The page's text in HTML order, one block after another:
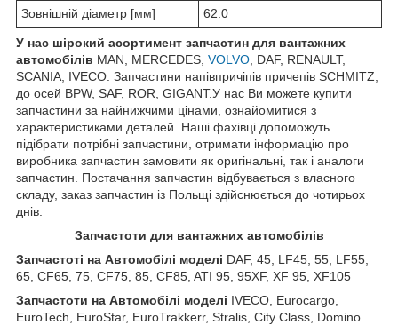
Зовнішній діаметр [мм]
62.0
У нас шірокий асортимент запчастин для вантажних
автомобілів MAN, MERCEDES, VOLVO , DAF, RENAULT,
SCANIA, IVECO. Запчастини напівпричіпів причепів SCHMITZ,
до осей BPW, SAF, ROR, GIGANT.У нас Ви можете купити
запчастини за найнижчими цінами, ознайомитися з
характеристиками деталей. Наші фахівці допоможуть
підібрати потрібні запчастини, отримати інформацію про
виробника запчастин замовити як оригінальні, так і аналоги
запчастин. Постачання запчастин відбувається з власного
складу, заказ запчастин із Польщі здійснюється до чотирьох
днів.
Запчастоти для вантажних автомобілів
Запчастоті на Автомобілі моделі DAF, 45, LF45, 55, LF55,
65, CF65, 75, CF75, 85, CF85, ATI 95, 95XF, XF 95, XF105
Запчастоти на Автомобілі моделі IVECO, Eurocargo,
EuroTech, EuroStar, EuroTrakkerr, Stralis, City Class, Domino